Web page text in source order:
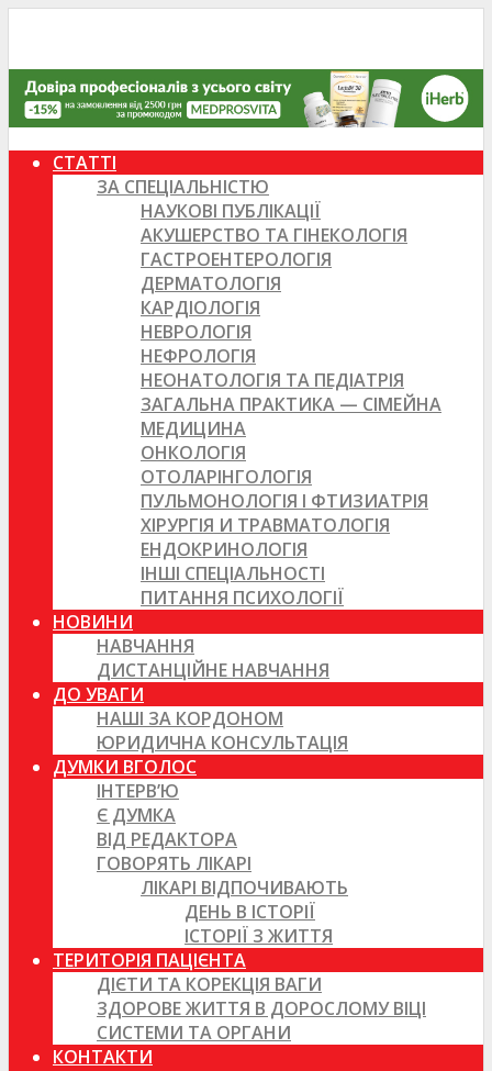
СТАТТІ
ЗА СПЕЦІАЛЬНІСТЮ
НАУКОВІ ПУБЛІКАЦІЇ
АКУШЕРСТВО ТА ГІНЕКОЛОГІЯ
ГАСТРОЕНТЕРОЛОГІЯ
ДЕРМАТОЛОГІЯ
КАРДІОЛОГІЯ
НЕВРОЛОГІЯ
НЕФРОЛОГІЯ
НЕОНАТОЛОГІЯ ТА ПЕДІАТРІЯ
ЗАГАЛЬНА ПРАКТИКА — СІМЕЙНА
МЕДИЦИНА
ОНКОЛОГІЯ
ОТОЛАРІНГОЛОГІЯ
ПУЛЬМОНОЛОГІЯ І ФТИЗИАТРІЯ
ХІРУРГІЯ И ТРАВМАТОЛОГІЯ
ЕНДОКРИНОЛОГІЯ
ІНШІ СПЕЦІАЛЬНОСТІ
ПИТАННЯ ПСИХОЛОГІЇ
НОВИНИ
НАВЧАННЯ
ДИСТАНЦІЙНЕ НАВЧАННЯ
ДО УВАГИ
НАШІ ЗА КОРДОНОМ
ЮРИДИЧНА КОНСУЛЬТАЦІЯ
ДУМКИ ВГОЛОС
ІНТЕРВ’Ю
Є ДУМКА
ВІД РЕДАКТОРА
ГОВОРЯТЬ ЛІКАРІ
ЛІКАРІ ВІДПОЧИВАЮТЬ
ДЕНЬ В ІСТОРІЇ
ІСТОРІЇ З ЖИТТЯ
ТЕРИТОРІЯ ПАЦІЄНТА
ДІЄТИ ТА КОРЕКЦІЯ ВАГИ
ЗДОРОВЕ ЖИТТЯ В ДОРОСЛОМУ ВІЦІ
СИСТЕМИ ТА ОРГАНИ
КОНТАКТИ